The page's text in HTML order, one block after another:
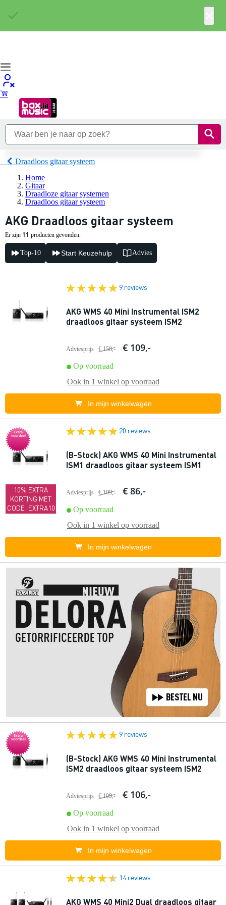
Draadloos gitaar systeem
Home
Gitaar
Draadloze gitaar systemen
Draadloos gitaar systeem
AKG Draadloos gitaar systeem
Er zijn 11 producten gevonden.
Top-10 Start Keuzehulp Advies
9 reviews
AKG WMS 40 Mini Instrumental ISM2
draadloos gitaar systeem ISM2
Adviesprijs € 158,- € 109,-
Op voorraad
Ook in 1 winkel op voorraad
In mijn winkelwagen
Extra
voordeel
10% EXTRA
KORTING MET
CODE: EXTRA10
20 reviews
(B-Stock) AKG WMS 40 Mini Instrumental
ISM1 draadloos gitaar systeem ISM1
Adviesprijs € 109,- € 86,-
Op voorraad
Ook in 1 winkel op voorraad
In mijn winkelwagen
Extra
voordeel
9 reviews
(B-Stock) AKG WMS 40 Mini Instrumental
ISM2 draadloos gitaar systeem ISM2
Adviesprijs € 109,- € 106,-
Op voorraad
Ook in 1 winkel op voorraad
In mijn winkelwagen
14 reviews
AKG WMS 40 Mini2 Dual draadloos gitaar